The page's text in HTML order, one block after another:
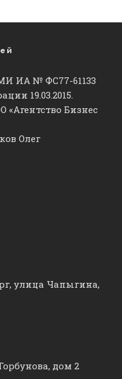
ИА № ФС77-61133
19.03.2015.
«Агентство Бизнес
Олег
улица Чапыгина,
дом 2